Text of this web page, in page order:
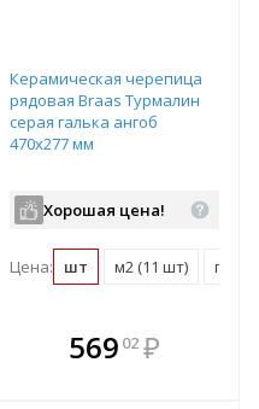
В комплекте
всегда выгоднее!
Керамическая черепица
рядовая Braas Турмалин
серая галька ангоб
470х277 мм
Хорошая цена!
Цена: шт м2 (11 шт)
569 02 ₽